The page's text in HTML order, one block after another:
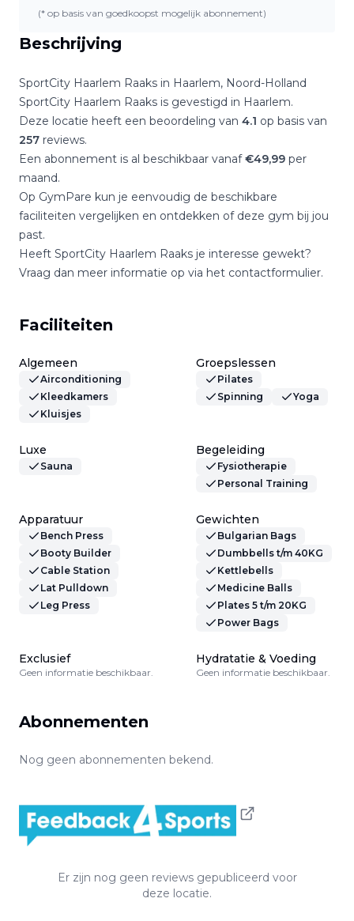
Beschrijving
SportCity Haarlem Raaks in Haarlem, Noord-Holland
SportCity Haarlem Raaks is gevestigd in Haarlem.
Deze locatie heeft een beoordeling van 4.1 op basis van
257 reviews.
Een abonnement is al beschikbaar vanaf€49,99 per
maand.
Op GymPare kun je eenvoudig de beschikbare
faciliteiten vergelijken en ontdekken of deze gym bij jou
past.
Heeft SportCity Haarlem Raaks je interesse gewekt?
Vraag dan meer informatie op via het contactformulier.
Faciliteiten
Algemeen
Airconditioning
Kleedkamers
Kluisjes
Groepslessen
Pilates
Spinning
Yoga
Luxe
Sauna
Begeleiding
Fysiotherapie
Personal Training
Apparatuur
Bench Press
Booty Builder
Cable Station
Lat Pulldown
Leg Press
Gewichten
Bulgarian Bags
Dumbbells t/m 40KG
Kettlebells
Medicine Balls
Plates 5 t/m 20KG
Power Bags
Exclusief
Geen informatie beschikbaar.
Hydratatie & Voeding
Geen informatie beschikbaar.
Abonnementen
Nog geen abonnementen bekend.
(* op basis van goedkoopst mogelijk abonnement)
Er zijn nog geen reviews gepubliceerd voor
deze locatie.